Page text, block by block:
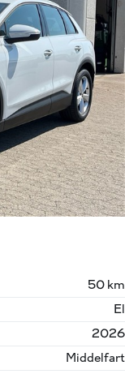
50 km
El
2026
Middelfart